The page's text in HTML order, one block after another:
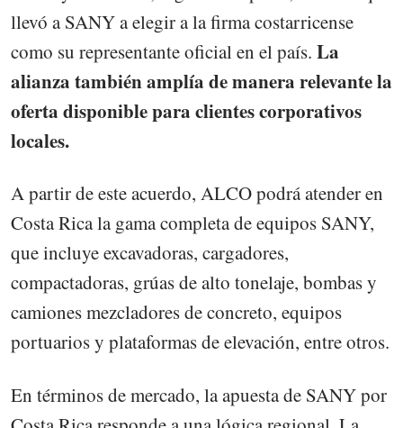
llevó a SANY a elegir a la firma costarricense
como su representante oficial en el país. La
alianza también amplía de manera relevante la
oferta disponible para clientes corporativos
locales.
A partir de este acuerdo, ALCO podrá atender en
Costa Rica la gama completa de equipos SANY,
que incluye excavadoras, cargadores,
compactadoras, grúas de alto tonelaje, bombas y
camiones mezcladores de concreto, equipos
portuarios y plataformas de elevación, entre otros.
En términos de mercado, la apuesta de SANY por